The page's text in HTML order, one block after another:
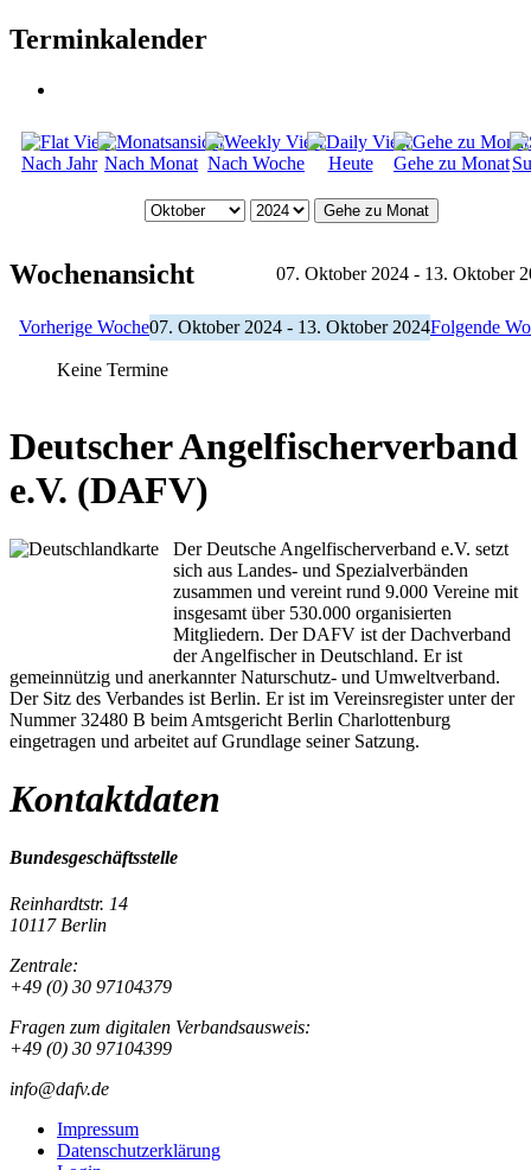
Terminkalender
Nach Jahr Nach Monat Nach Woche Heute Gehe zu Monat
Gehe zu Monat
Wochenansicht 07. Oktober 2024 - 13. Oktober
Vorherige Woche07. Oktober 2024 - 13. Oktober 2024Folgende
Keine Termine
Deutscher Angelfischerverband
e.V. (DAFV)
Der Deutsche Angelfischerverband e.V. setzt
sich aus Landes- und Spezialverbänden
zusammen und vereint rund 9.000 Vereine mit
insgesamt über 530.000 organisierten
Mitgliedern. Der DAFV ist der Dachverband
der Angelfischer in Deutschland. Er ist
gemeinnützig und anerkannter Naturschutz- und Umweltverband.
Der Sitz des Verbandes ist Berlin. Er ist im Vereinsregister unter der
Nummer 32480 B beim Amtsgericht Berlin Charlottenburg
eingetragen und arbeitet auf Grundlage seiner Satzung.
Kontaktdaten
Bundesgeschäftsstelle
Reinhardtstr. 14
10117 Berlin
Zentrale:
+49 (0) 30 97104379
Fragen zum digitalen Verbandsausweis:
+49 (0) 30 97104399
info@dafv.de
Impressum
Datenschutzerklärung